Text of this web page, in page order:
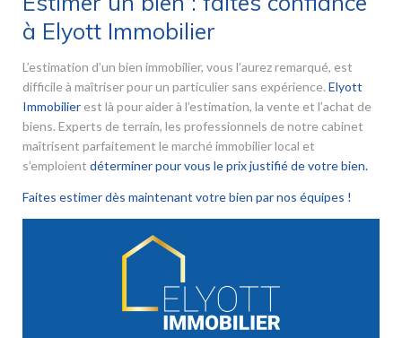
à Elyott Immobilier
L’estimation d’un bien immobilier, vous l’aurez remarqué, est
difficile à maîtriser pour un particulier sans expérience. Elyott
Immobilier est là pour aider à l’estimation, la vente et l’achat de
biens. Experts de terrain, les professionnels de notre cabinet
maîtrisent parfaitement le marché immobilier local et
s’emploient déterminer pour vous le prix justifié de votre bien.
Faites estimer dès maintenant votre bien par nos équipes !